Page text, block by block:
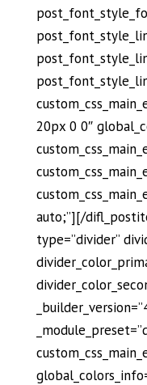
20px 0 0″
auto;”][/
type=”divider”